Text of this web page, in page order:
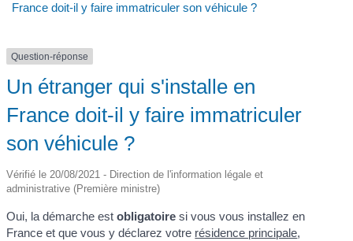
France doit-il y faire immatriculer son véhicule ?
Question-réponse
Un étranger qui s'installe en
France doit-il y faire immatriculer
son véhicule ?
Vérifié le 20/08/2021 - Direction de l'information légale et
administrative (Première ministre)
Oui, la démarche estobligatoire si vous vous installez en
France et que vous y déclarez votre résidence principale,